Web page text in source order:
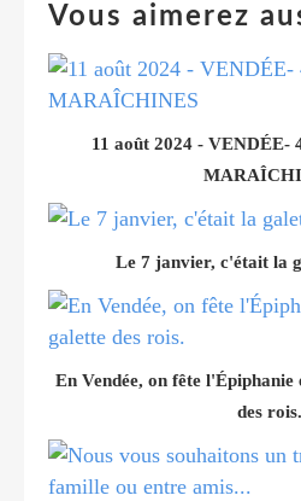
Vous aimerez
11 août 2024 - VENDÉE-
Le 7 janvier, c'était la
En Vendée, on fête
des rois.